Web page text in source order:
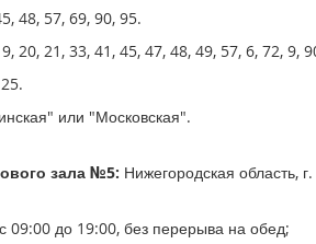
48, 57, 69, 90, 95.
20, 21, 33, 41, 45, 47, 48, 49, 57, 6, 72, 9,
или "Московская".
зала №5: Нижегородская область,
09:00 до 19:00, без перерыва на обед;